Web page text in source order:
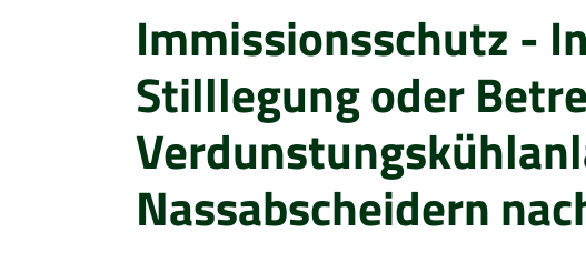
Immissionsschutz -
Stilllegung oder
Nassabscheidern